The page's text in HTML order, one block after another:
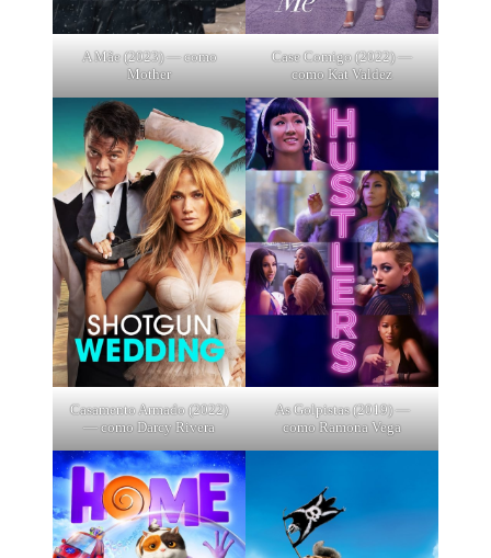
A Mãe (2023) — como
Mother
Case Comigo (2022) —
como Kat Valdez
Casamento Armado (2022)
— como Darcy Rivera
As Golpistas (2019) —
como Ramona Vega